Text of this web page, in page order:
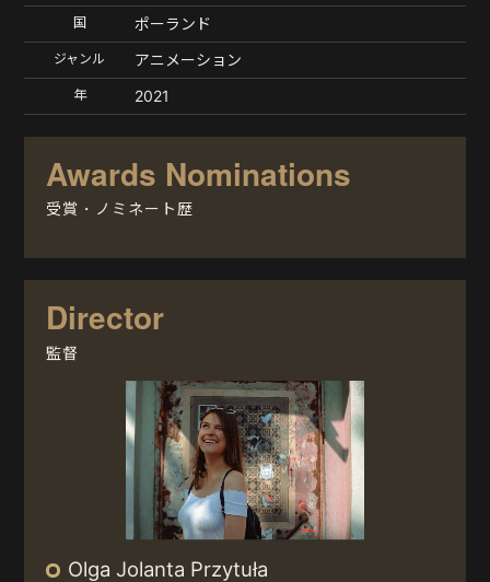
国 ポーランド
ジャンル アニメーション
年 2021
Awards Nominations
受賞・ノミネート歴
Director
監督
Olga Jolanta Przytuła